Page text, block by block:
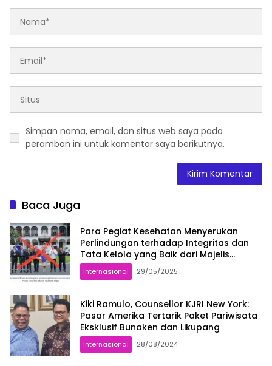
Simpan nama, email, dan situs web saya pada
peramban ini untuk komentar saya berikutnya.
Baca Juga
Para Pegiat Kesehatan Menyerukan
Perlindungan terhadap Integritas dan
Tata Kelola yang Baik dari Majelis
Kesehatan Dunia
Internasional 29/05/2025
Kiki Ramulo, Counsellor KJRI New York:
Pasar Amerika Tertarik Paket Pariwisata
Eksklusif Bunaken dan Likupang
Internasional 28/08/2024